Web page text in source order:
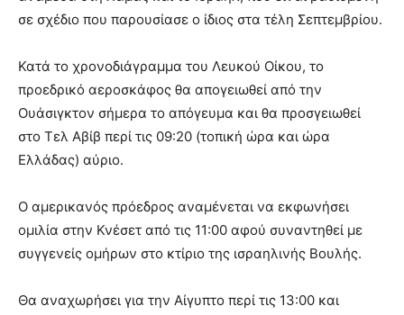
σε σχέδιο που παρουσίασε ο ίδιος στα τέλη Σεπτεμβρίου.
Κατά το χρονοδιάγραμμα του Λευκού Οίκου, το
προεδρικό αεροσκάφος θα απογειωθεί από την
Ουάσιγκτον σήμερα το απόγευμα και θα προσγειωθεί
στο Τελ Αβίβ περί τις 09:20 (τοπική ώρα και ώρα
Ελλάδας) αύριο.
Ο αμερικανός πρόεδρος αναμένεται να εκφωνήσει
ομιλία στην Κνέσετ από τις 11:00 αφού συναντηθεί με
συγγενείς ομήρων στο κτίριο της ισραηλινής Βουλής.
Θα αναχωρήσει για την Αίγυπτο περί τις 13:00 και